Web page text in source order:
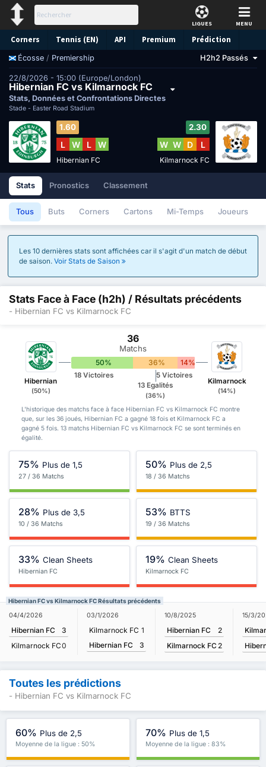
LIGUES MENU
Corners Tennis (EN) API Premium Prédiction
Écosse / Premiership H2h2 Passés
22/8/2026 - 15:00 (Europe/London)
Hibernian FC vs Kilmarnock FC
Stats, Données et Confrontations Directes
Stade - Easter Road Stadium
1.60
L W L W
Hibernian FC
2.30
W W D L
Kilmarnock FC
Stats Pronostics Classement
Tous Buts Corners Cartons Mi-Temps Joueurs
Les 10 dernières stats sont affichées car il s'agit d'un match de début
de saison. Voir Stats de Saison
Stats Face à Face (h2h) / Résultats précédents
- Hibernian FC vs Kilmarnock FC
Hibernian
(50%)
36
Matchs
50% 36% 14%
18 Victoires
13 Egalités
(36%)
5 Victoires
Kilmarnock
(14%)
L'historique des matchs face à face Hibernian FC vs Kilmarnock FC montre
que, sur les 36 joués, Hibernian FC a gagné 18 fois et Kilmarnock FC a
gagné 5 fois. 13 matchs Hibernian FC vs Kilmarnock FC se sont terminés en
égalité.
75% Plus de 1,5
27 / 36 Matchs
50% Plus de 2,5
18 / 36 Matchs
28% Plus de 3,5
10 / 36 Matchs
53% BTTS
19 / 36 Matchs
33% Clean Sheets
Hibernian FC
19% Clean Sheets
Kilmarnock FC
Hibernian FC vs Kilmarnock FC Résultats précédents
04/4/2026
Hibernian FC
3
Kilmarnock FC0
03/1/2026
Kilmarnock FC 1
Hibernian FC
3
10/8/2025
Hibernian FC
2
Kilmarnock FC 2
15/3/
Toutes les prédictions
- Hibernian FC vs Kilmarnock FC
60% Plus de 2,5
Moyenne de la ligue : 50%
70% Plus de 1,5
Moyenne de la ligue : 83%